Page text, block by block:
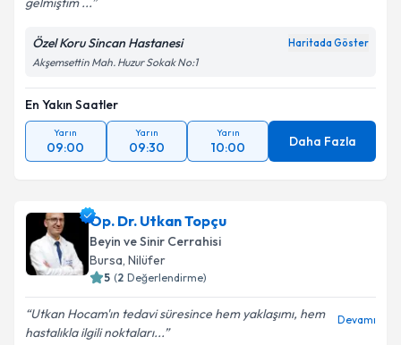
Özel Koru Sincan Hastanesi Haritada Göster
Akşemsettin Mah. Huzur Sokak No:1
En Yakın Saatler
Yarın
09:00
Yarın
09:30
Yarın
10:00 Daha Fazla
Op. Dr. Utkan Topçu
Beyin ve Sinir Cerrahisi
Bursa, Nilüfer
5 (2 Değerlendirme)
Utkan Hocam'ın tedavi süresince hem yaklaşımı, hem
hastalıkla ilgili noktaları...
Devamı